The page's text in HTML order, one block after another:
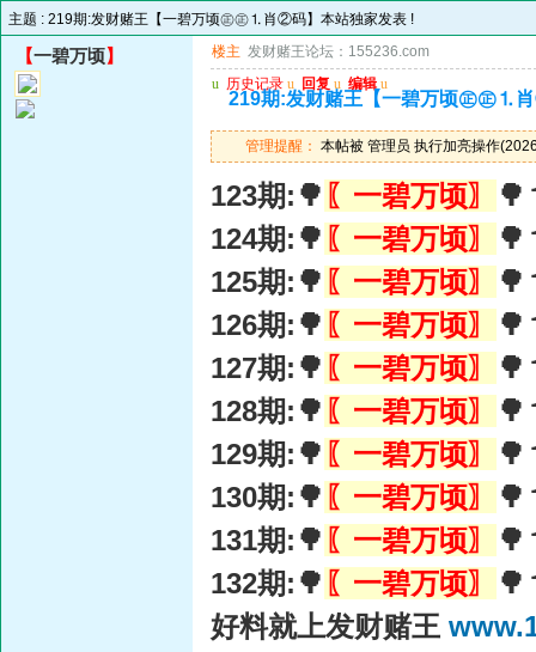
主题 : 219期:发财赌王【一碧万顷㊣㊣⒈肖②码】本站独家发表 !
【一碧万顷】 楼主 发财赌王论坛：155236.com
u 历史记录 u 回复 u 编辑 u
219期:发财赌王【一碧万顷㊣㊣⒈
管理提醒： 本帖被 管理员 执行加亮操作
123期:🌳 〖一碧万顷〗
124期:🌳 〖一碧万顷〗
125期:🌳 〖一碧万顷〗
126期:🌳 〖一碧万顷〗
127期:🌳 〖一碧万顷〗
128期:🌳 〖一碧万顷〗
129期:🌳 〖一碧万顷〗
130期:🌳 〖一碧万顷〗
131期:🌳 〖一碧万顷〗
132期:🌳 〖一碧万顷〗
好料就上发财赌王